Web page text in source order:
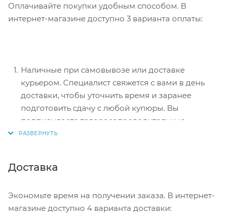
Оплачивайте покупки удобным способом. В
интернет-магазине доступно 3 варианта оплаты:
Наличные при самовывозе или доставке
курьером. Специалист свяжется с вами в день
доставки, чтобы уточнить время и заранее
подготовить сдачу с любой купюры. Вы
подписываете товаросопроводительные
документы, вносите денежные средства,
перенаправит вас на сервер системы ASSIST.
Здесь нужно ввести номер карты, срок действия
Доставка
Экономьте время на получении заказа. В интернет-
магазине доступно 4 варианта доставки: